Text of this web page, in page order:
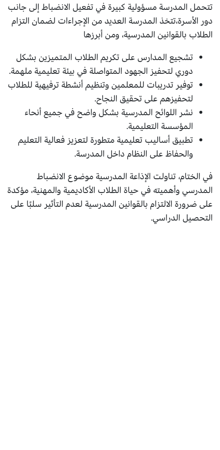
تتحمل المدرسة مسؤولية كبيرة في تفعيل الانضباط إلى جانب
دور الأسرة،تتخذ المدرسة العديد من الإجراءات لضمان التزام
الطلاب بالقوانين المدرسية، ومن أبرزها
تشجيع المدارس على تكريم الطلاب المتميزين بشكل
دوري لتحفيز الجهود المتواصلة في بيئة تعليمية ملهمة.
توفير تدريبات للمعلمين وتنظيم أنشطة ترفيهية للطلاب
لتحفيزهم على تحقيق النجاح.
نشر اللوائح المدرسية بشكل واضح في جميع أنحاء
المؤسسة التعليمية.
تطبيق أساليب تعليمية متطورة لتعزيز فعالية التعليم
والحفاظ على النظام داخل المدرسة.
في الختام، تناولت الإذاعة المدرسية موضوع الانضباط
المدرسي وأهميته في حياة الطلاب الأكاديمية والمهنية، مؤكدة
على ضرورة الالتزام بالقوانين المدرسية لعدم التأثير سلبًا على
التحصيل الدراسي.